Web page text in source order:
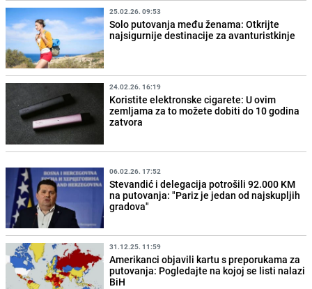
25.02.26. 09:53
Solo putovanja među ženama: Otkrijte
najsigurnije destinacije za avanturistkinje
24.02.26. 16:19
Koristite elektronske cigarete: U ovim
zemljama za to možete dobiti do 10 godina
zatvora
06.02.26. 17:52
Stevandić i delegacija potrošili 92.000 KM
na putovanja: "Pariz je jedan od najskupljih
gradova"
31.12.25. 11:59
Amerikanci objavili kartu s preporukama za
putovanja: Pogledajte na kojoj se listi nalazi
BiH